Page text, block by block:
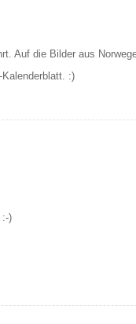
Auf die Bilder aus
:)
:-)